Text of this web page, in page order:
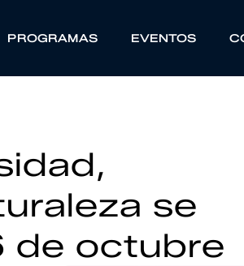
PROGRAMAS EVENTOS
se
de octubre